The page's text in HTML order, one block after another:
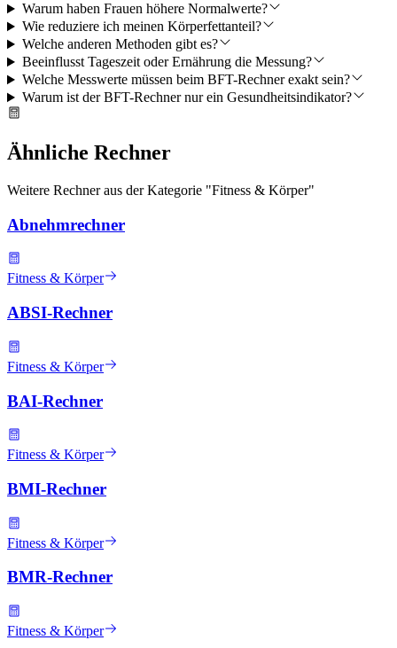
Warum haben Frauen höhere Normalwerte?
Wie reduziere ich meinen Körperfettanteil?
Welche anderen Methoden gibt es?
Beeinflusst Tageszeit oder Ernährung die Messung?
Welche Messwerte müssen beim BFT-Rechner exakt sein?
Warum ist der BFT-Rechner nur ein Gesundheitsindikator?
Ähnliche Rechner
Weitere Rechner aus der Kategorie "Fitness & Körper"
Abnehmrechner
Fitness & Körper
ABSI-Rechner
Fitness & Körper
BAI-Rechner
Fitness & Körper
BMI-Rechner
Fitness & Körper
BMR-Rechner
Fitness & Körper